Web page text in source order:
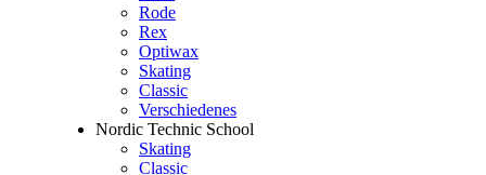
Rode
Rex
Optiwax
Skating
Classic
Verschiedenes
Nordic Technic School
Skating
Classic